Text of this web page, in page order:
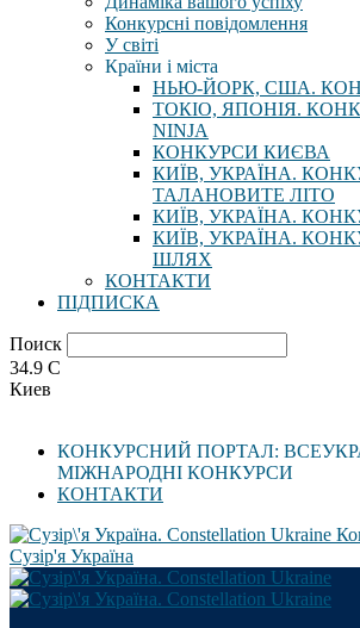
Конкурсні повідомлення
У світі
Країни і міста
НЬЮ-ЙОРК, США.
ТОКІО, ЯПОНІЯ.
NINJA
КОНКУРСИ КИЄВА
КИЇВ, УКРАЇНА.
ТАЛАНОВИТЕ ЛІТО
КИЇВ, УКРАЇНА.
КИЇВ, УКРАЇНА.
ШЛЯХ
КОНТАКТИ
ПІДПИСКА
Поиск
34.9 C
Киев
КОНКУРСНИЙ ПОРТАЛ:
МІЖНАРОДНІ КОНКУРСИ
КОНТАКТИ
Сузір'я Україна